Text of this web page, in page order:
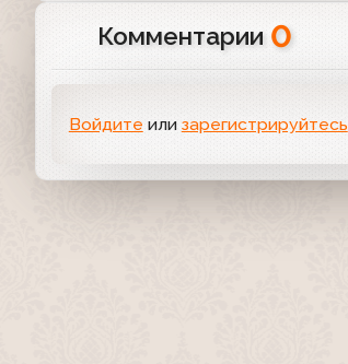
Комментарии 0
Войдите или зарегистрируйтесь